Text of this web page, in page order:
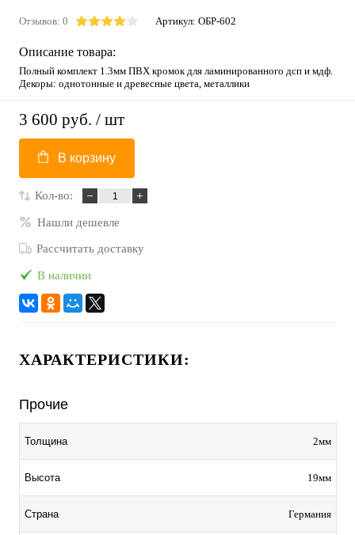
Отзывов: 0 Артикул: ОБР-602
Описание товара:
Полный комплект 1.3мм ПВХ кромок для ламинированного дсп и мдф.
Декоры: однотонные и древесные цвета, металлики
3 600 руб. / шт
В корзину
Кол-во:
Нашли дешевле
Рассчитать доставку
В наличии
ХАРАКТЕРИСТИКИ:
Прочие
Толщина 2мм
Высота 19мм
Страна Германия